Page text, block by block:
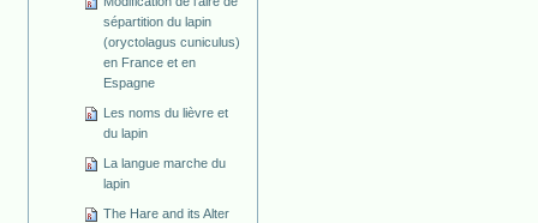
sépartition du lapin
(oryctolagus cuniculus)
en France et en
Espagne
Les noms du lièvre et
du lapin
La langue marche du
lapin
The Hare and its Alter